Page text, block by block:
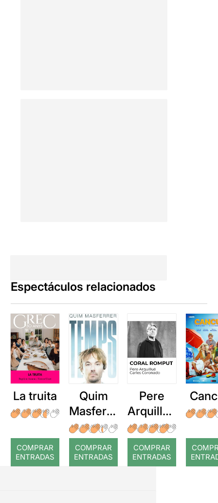
Espectáculos relacionados
La truita
COMPRAR
ENTRADAS
Quim
Masferre
r: Temps
COMPRAR
ENTRADAS
Pere
Arquillué
: Coral
romput
COMPRAR
ENTRADAS